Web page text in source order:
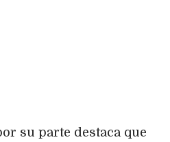
su parte destaca que